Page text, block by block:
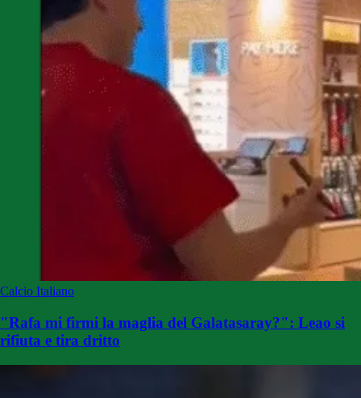
Calcio Italiano
"Rafa mi firmi la maglia del Galatasaray?": Leao si
rifiuta e tira dritto